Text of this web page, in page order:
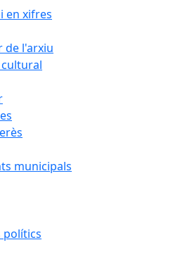
en xifres
de l'arxiu
municipals
polítics